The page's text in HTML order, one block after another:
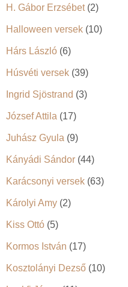
H. Gábor Erzsébet(2)
Halloween versek (10)
Hárs László (6)
Húsvéti versek (39)
Ingrid Sjöstrand (3)
József Attila (17)
Juhász Gyula (9)
Kányádi Sándor (44)
Karácsonyi versek (63)
Károlyi Amy (2)
Kiss Ottó (5)
Kormos István (17)
Kosztolányi Dezső (10)